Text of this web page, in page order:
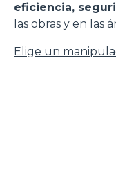
eficiencia,
las obras y en las
Elige un